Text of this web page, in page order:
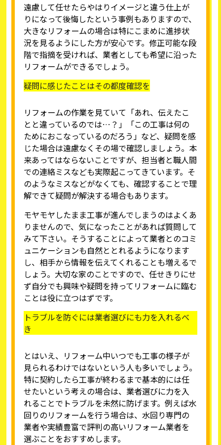
遠慮して任せたらやはりイメージと違う仕上が
りになって後悔したという事例もありますので、
大きなリフォームの場合は特にこまめに進捗状
況を見るようにした方が安心です。修正可能な段
階で指摘を受ければ、業者としても希望に沿った
リフォームができるでしょう。
疑問に感じたことはその都度確認を
リフォームの作業を見ていて「あれ、伝えたこ
とと違っているのでは…？」「この工事は何の
ためにおこなっているのだろう」など、疑問を感
じた場合は遠慮なくその場で確認しましょう。本
来あってはならないことですが、担当者と職人間
での連絡ミスなども実際起こってきています。そ
のようなミスなどがなくても、確認することで理
解できて疑問が解決する場合もあります。
モヤモヤしたまま工事が進んでしまうのはよくあ
りませんので、気になったことがあれば質問して
みて下さい。そうすることによって業者とのコミ
ュニケーションも自然ととれるようになります
し、相手から情報を伝えてくれることも増えるで
しょう。大切な家のことですので、任せきりにせ
ず自分でも興味や疑問を持ってリフォームに臨む
ことは役に立つはずです。
トラブルを防ぐには業者選びにも力を入れるべ
き
とはいえ、リフォーム中いつでも工事の様子が
見られるわけではないという人も多いでしょう。
特に契約したら工事が終わるまで基本的には任
せたいという考えの場合は、業者選びに力を入
れることでトラブルを未然に防げます。例えば水
回りのリフォームを行う場合は、水回り専門の
業者や実績豊富で評判の高いリフォーム業者を
選ぶことをおすすめします。